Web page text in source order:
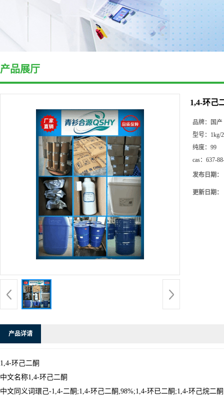
产品展厅
1,4-环己
品牌：
国产
型号： 1kg/
纯度： 99
cas： 637-
发布日期：
更新日期：
产品详请
1,4-环己二酮
中文名称1,4-环己二酮
中文同义词環己-1,4-二酮;1,4-环己二酮,98%;1,4-环已二酮;1,4-环己烷二